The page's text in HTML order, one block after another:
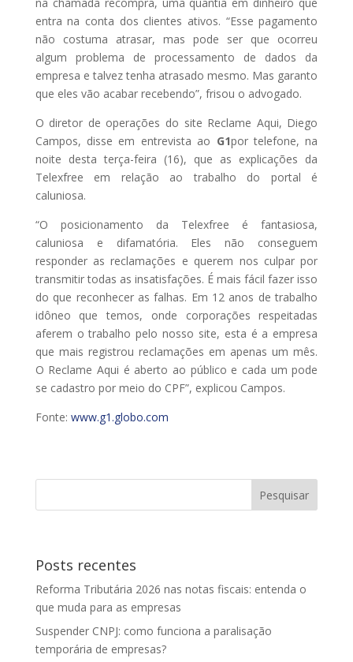
entra na conta dos clientes ativos. “Esse pagamento
não costuma atrasar, mas pode ser que ocorreu
algum problema de processamento de dados da
empresa e talvez tenha atrasado mesmo. Mas garanto
que eles vão acabar recebendo”, frisou o advogado.
O diretor de operações do site Reclame Aqui, Diego
Campos, disse em entrevista ao G1por telefone, na
noite desta terça-feira (16), que as explicações da
Telexfree em relação ao trabalho do portal é
caluniosa.
“O posicionamento da Telexfree é fantasiosa,
caluniosa e difamatória. Eles não conseguem
responder as reclamações e querem nos culpar por
transmitir todas as insatisfações. É mais fácil fazer isso
do que reconhecer as falhas. Em 12 anos de trabalho
idôneo que temos, onde corporações respeitadas
aferem o trabalho pelo nosso site, esta é a empresa
que mais registrou reclamações em apenas um mês.
O Reclame Aqui é aberto ao público e cada um pode
se cadastro por meio do CPF”, explicou Campos.
Fonte: www.g1.globo.com
Posts recentes
Reforma Tributária 2026 nas notas fiscais: entenda o
que muda para as empresas
Suspender CNPJ: como funciona a paralisação
temporária de empresas?